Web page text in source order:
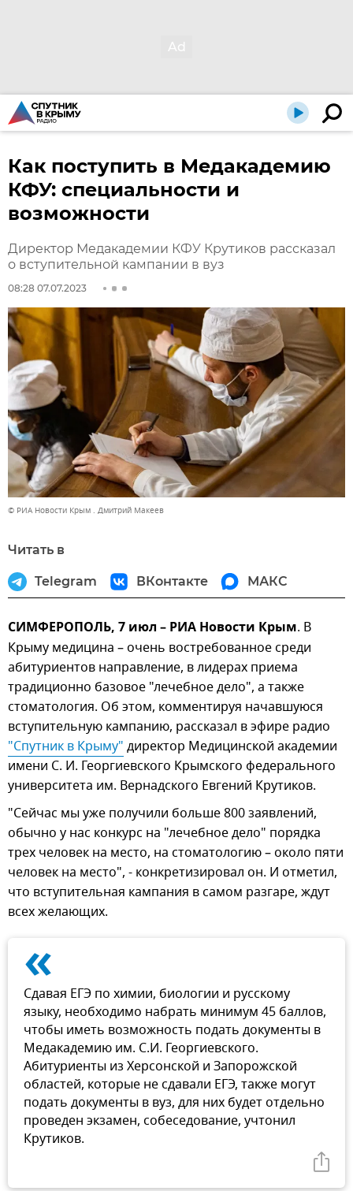
Как поступить в Медакадемию
КФУ: специальности и
возможности
Директор Медакадемии КФУ Крутиков рассказал
о вступительной кампании в вуз
08:28 07.07.2023
© РИА Новости Крым . Дмитрий Макеев
Читать в
Telegram ВКонтакте МАКС
СИМФЕРОПОЛЬ, 7 июл – РИА Новости Крым. В
Крыму медицина – очень востребованное среди
абитуриентов направление, в лидерах приема
традиционно базовое "лечебное дело", а также
стоматология. Об этом, комментируя начавшуюся
вступительную кампанию, рассказал в эфире радио
"Спутник в Крыму" директор Медицинской академии
имени С. И. Георгиевского Крымского федерального
университета им. Вернадского Евгений Крутиков.
"Сейчас мы уже получили больше 800 заявлений,
обычно у нас конкурс на "лечебное дело" порядка
трех человек на место, на стоматологию – около пяти
человек на место", - конкретизировал он. И отметил,
что вступительная кампания в самом разгаре, ждут
всех желающих.
«
Сдавая ЕГЭ по химии, биологии и русскому
языку, необходимо набрать минимум 45 баллов,
чтобы иметь возможность подать документы в
Медакадемию им. С.И. Георгиевского.
Абитуриенты из Херсонской и Запорожской
областей, которые не сдавали ЕГЭ, также могут
подать документы в вуз, для них будет отдельно
проведен экзамен, собеседование, учтонил
Крутиков.